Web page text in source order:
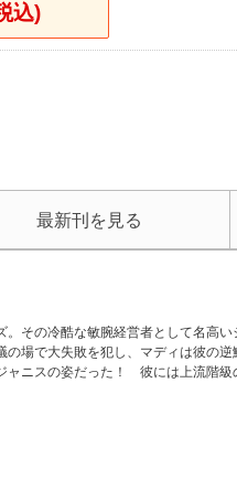
込)
最新刊を見る
その冷酷な敏腕経営者として名高
場で大失敗を犯し、マディは彼の
ャニスの姿だった！ 彼には上流階